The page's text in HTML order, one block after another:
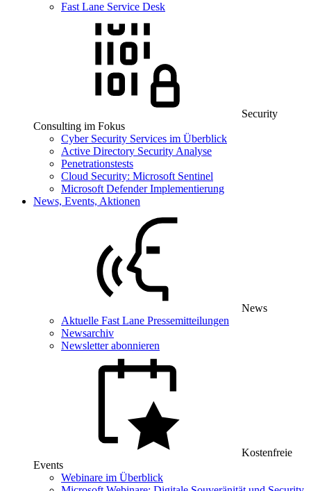
Fast Lane Service Desk
Security
Consulting im Fokus
Cyber Security Services im Überblick
Active Directory Security Analyse
Penetrationstests
Cloud Security: Microsoft Sentinel
Microsoft Defender Implementierung
News, Events, Aktionen
News
Aktuelle Fast Lane Pressemitteilungen
Newsarchiv
Newsletter abonnieren
Kostenfreie
Events
Webinare im Überblick